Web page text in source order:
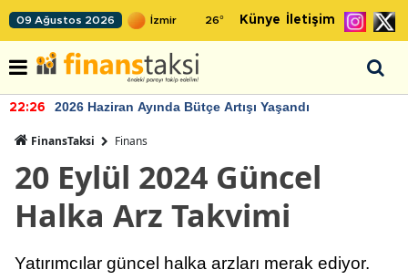
09 Ağustos 2026 26° Künye İletişim
22:26 2026 Haziran Ayında Bütçe Artışı Yaşandı
FinansTaksi Finans
20 Eylül 2024 Güncel
Halka Arz Takvimi
Yatırımcılar güncel halka arzları merak ediyor.